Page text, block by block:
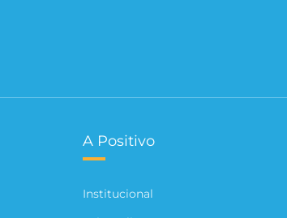
A Positivo
Institucional